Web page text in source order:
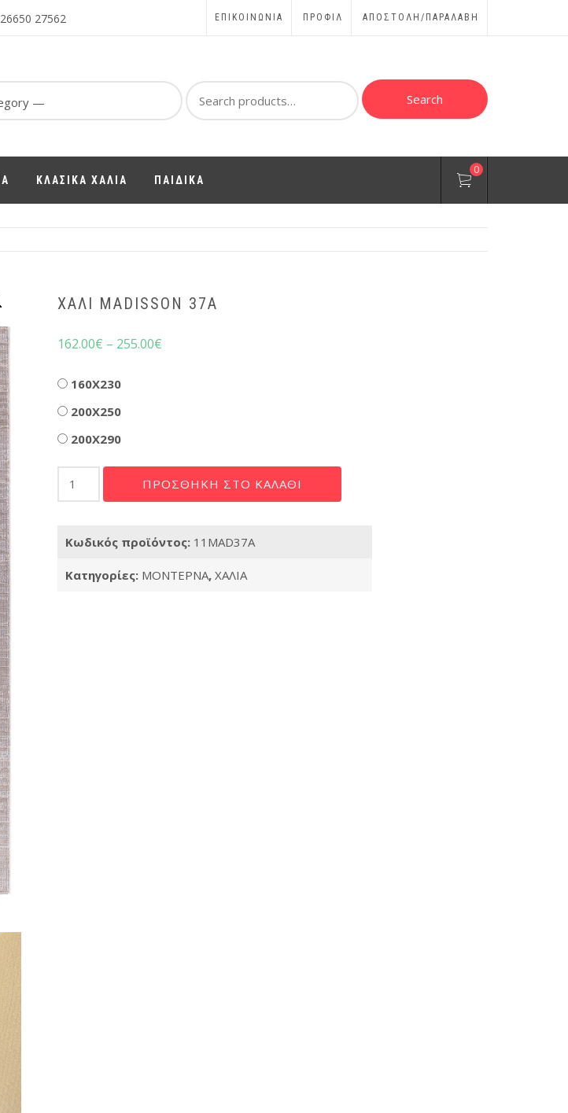
27562 ΕΠΙΚΟΙΝΩΝΊΑ ΠΡΟΦΊΛ ΑΠΟΣΤΟΛΗ/ΠΑΡΑΛΑΒΗ
Search
for:
Search
ΚΛΑΣΙΚΑ ΧΑΛΙΑ ΠΑΙΔΙΚΑ
0
ΧΑΛΊ MADISSON 37A
162.00€ – 255.00€
160X230
200X250
200X290
Madisson
ΠΡΟΣΘΉΚΗ ΣΤΟ ΚΑΛΆΘΙ
Κωδικός προϊόντος: 11MAD37A
Κατηγορίες: ΜΟΝΤΕΡΝΑ, ΧΑΛΙΑ